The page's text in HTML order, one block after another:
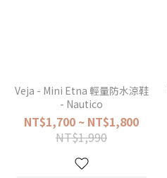
Veja - Mini Etna 輕量防水涼鞋
- Nautico
NT$1,700 ~ NT$1,800
NT$1,990